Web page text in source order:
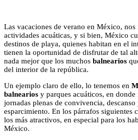
Las vacaciones de verano en México,
actividades acuáticas, y si bien, México
destinos de playa, quienes habitan en el
tienen la oportunidad de disfrutar de tal
nada mejor que los muchos balnearios
del interior de la república.
Un ejemplo claro de ello, lo tenemos en
balnearios y parques acuáticos, en
jornadas plenas de convivencia, descanso
esparcimiento. En los párrafos siguientes
los más atractivos, en especial para los
México.